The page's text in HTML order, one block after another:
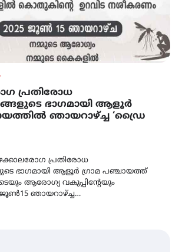
പ്രതിരോധ
ഭാഗമായി ആളൂർ
ഞായറാഴ്ച്ച ‘ഡ്രൈ
പ്രതിരോധ
ഭാഗമായി ആളൂർ ഗ്രാമ പഞ്ചായത്ത്
ആരോഗ്യ വകുപ്പിൻ്റേയും
ഞായറാഴ്ച്ച…